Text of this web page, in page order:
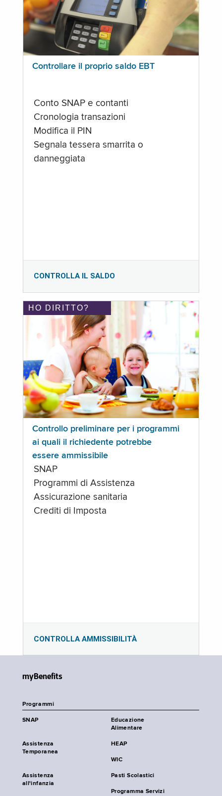
Controllare il proprio saldo EBT
Conto SNAP e contanti
Cronologia transazioni
Modifica il PIN
Segnala tessera smarrita o
danneggiata
CONTROLLA IL SALDO
HO DIRITTO?
Controllo preliminare per i programmi
ai quali il richiedente potrebbe
essere ammissibile
SNAP
Programmi di Assistenza
Assicurazione sanitaria
Crediti di Imposta
CONTROLLA AMMISSIBILITÀ
myBenefits
Programmi
SNAP
Educazione
Alimentare
Assistenza
Temporanea
HEAP
WIC
Assistenza
all'infanzia
Pasti Scolastici
Programma Servizi